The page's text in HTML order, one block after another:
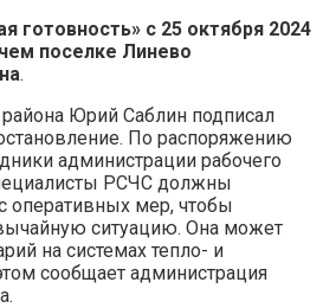
с 25 октября 2024
поселке Линево
.
Юрий Саблин подписал
По распоряжению
администрации рабочего
РСЧС должны
оперативных мер, чтобы
ситуацию. Она может
на системах тепло- и
сообщает администрация